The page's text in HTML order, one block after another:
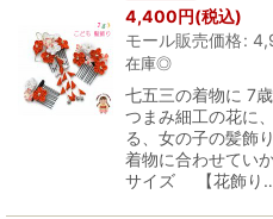
4,400円(税込)
モール販売価格:
在庫◎
七五三の着物に 7
つまみ細工の花に
る、女の子の髪飾
着物に合わせてい
サイズ 【花飾り